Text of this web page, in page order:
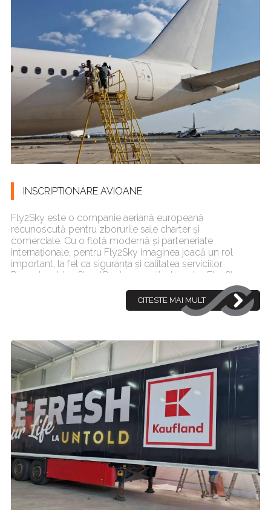
INSCRIPTIONARE AVIOANE
Fly2Sky este o companie aeriană europeană
recunoscută pentru zborurile sale charter și
comerciale. Cu o flotă modernă și parteneriate
internaționale, pentru Fly2Sky imaginea joacă un rol
important, la fel ca siguranța și calitatea serviciilor.
Recent, echipa StreetDesign a realizat pentru Fly2Sky
CITESTE MAI MULT